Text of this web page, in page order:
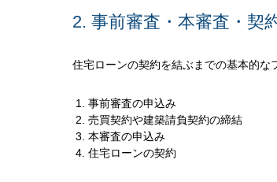
2. 事前審査・本審査・契
住宅ローンの契約を結ぶまでの基本的な
事前審査の申込み
売買契約や建築請負契約の締結
本審査の申込み
住宅ローンの契約